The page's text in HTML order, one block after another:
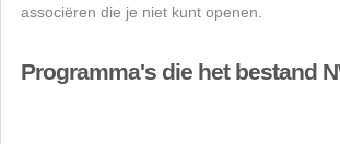
associëren die je niet kunt openen.
Programma's die het bestand